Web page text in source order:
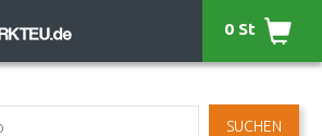
SUCHEN
0 St